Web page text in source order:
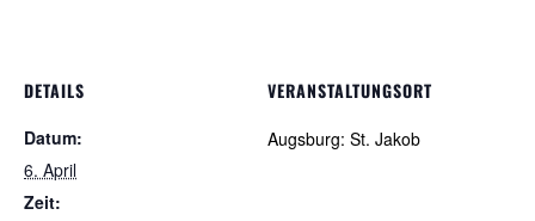
DETAILS
Datum:
6. April
Zeit:
VERANSTALTUNGSORT
Augsburg: St. Jakob